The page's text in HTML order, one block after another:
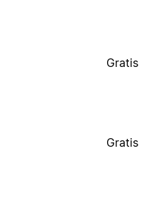
Gratis
Gratis